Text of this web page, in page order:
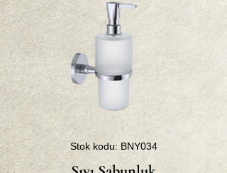
Stok kodu: BNY034